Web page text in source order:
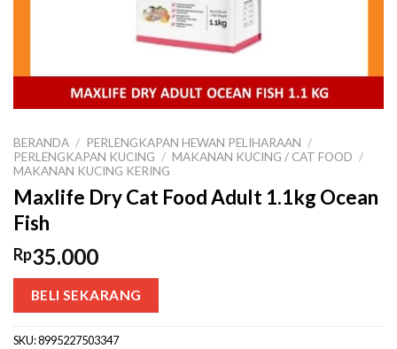
BERANDA / PERLENGKAPAN HEWAN PELIHARAAN /
PERLENGKAPAN KUCING / MAKANAN KUCING / CAT FOOD /
MAKANAN KUCING KERING
Maxlife Dry Cat Food Adult 1.1kg Ocean
Fish
Rp35.000
BELI SEKARANG
SKU:8995227503347